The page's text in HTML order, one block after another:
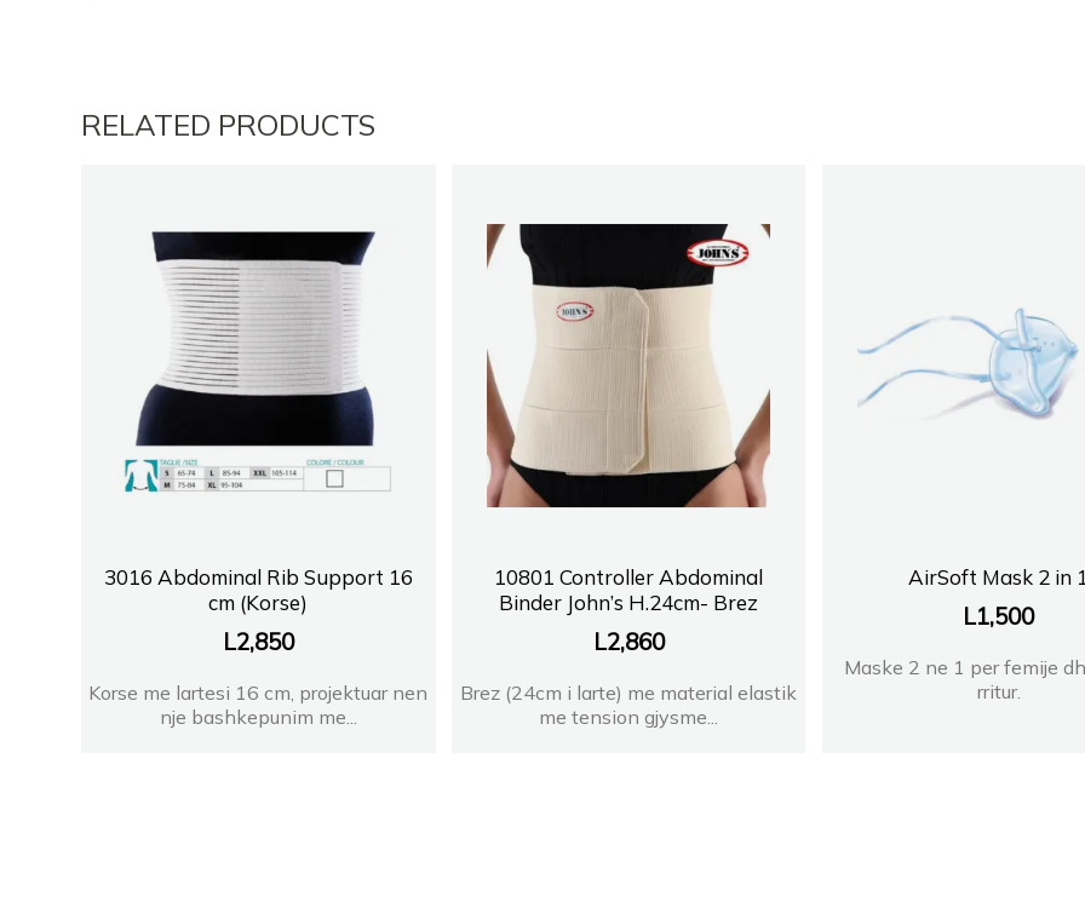
RELATED PRODUCTS
3016 Abdominal Rib Support 16
cm (Korse)
L2,850
Korse me lartesi 16 cm, projektuar nen
nje bashkepunim me...
10801 Controller Abdominal
Binder John’s H.24cm- Brez
L2,860
Brez (24cm i larte) me material elastik
me tension gjysme...
AirSoft Mask 2 in
L1,500
Maske 2 ne 1 per femije
rritur.